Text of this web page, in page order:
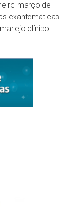
março de
exantemáticas
clínico.